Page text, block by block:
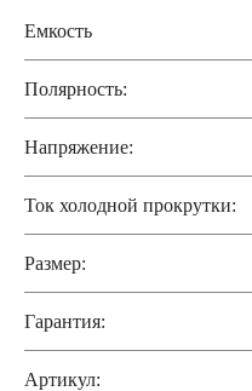
Емкость
Полярность:
Напряжение:
Ток холодной прокрутки:
Размер:
Гарантия:
Артикул: